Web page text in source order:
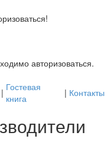
авторизоваться.
| Гостевая
книга
| Контакты